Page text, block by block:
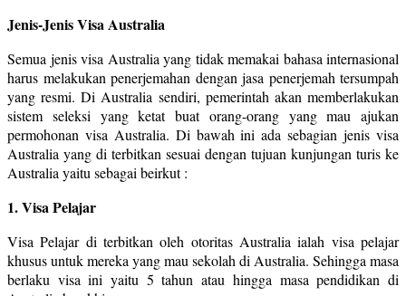
Jenis-Jenis Visa Australia
Semua jenis visa Australia yang tidak memakai bahasa internasional
harus melakukan penerjemahan dengan jasa penerjemah tersumpah
yang resmi. Di Australia sendiri, pemerintah akan memberlakukan
sistem seleksi yang ketat buat orang-orang yang mau ajukan
permohonan visa Australia. Di bawah ini ada sebagian jenis visa
Australia yang di terbitkan sesuai dengan tujuan kunjungan turis ke
Australia yaitu sebagai beirkut :
1. Visa Pelajar
Visa Pelajar di terbitkan oleh otoritas Australia ialah visa pelajar
khusus untuk mereka yang mau sekolah di Australia. Sehingga masa
berlaku visa ini yaitu 5 tahun atau hingga masa pendidikan di